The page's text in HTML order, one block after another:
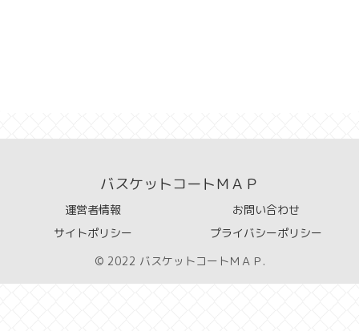
バスケットコートＭＡＰ
運営者情報
お問い合わせ
サイトポリシー
プライバシーポリシー
© 2022 バスケットコートＭＡＰ.